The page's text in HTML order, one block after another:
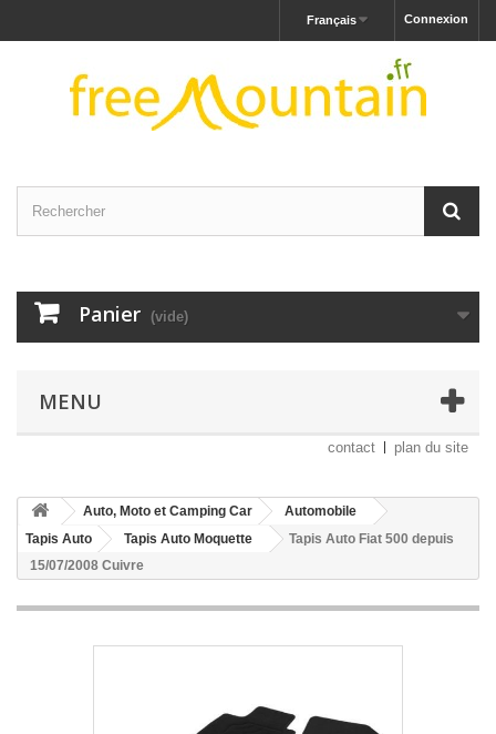
Connexion
Français
Panier (vide)
MENU
contact plan du site
Auto, Moto et Camping Car
Automobile
Tapis Auto
Tapis Auto Moquette
Tapis Auto Fiat 500 depuis
15/07/2008 Cuivre